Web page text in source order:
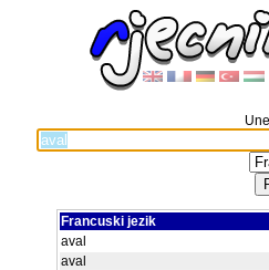
Francuski jezik
aval
aval